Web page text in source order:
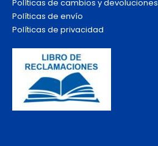
Políticas de cambios y devoluciones
Políticas de envío
Políticas de privacidad